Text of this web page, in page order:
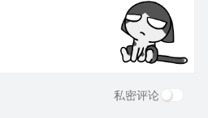
私密评论